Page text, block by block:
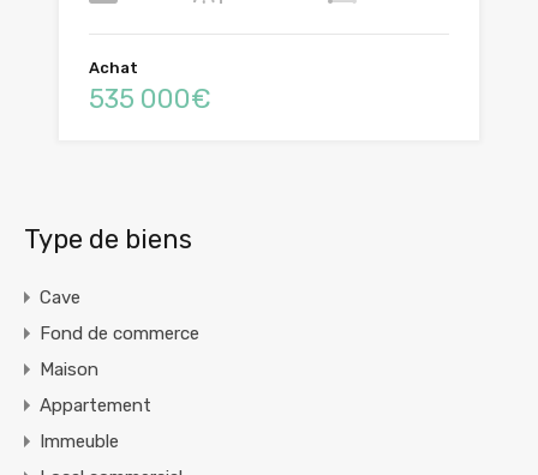
Achat
535 000€
Type de biens
Cave
Fond de commerce
Maison
Appartement
Immeuble